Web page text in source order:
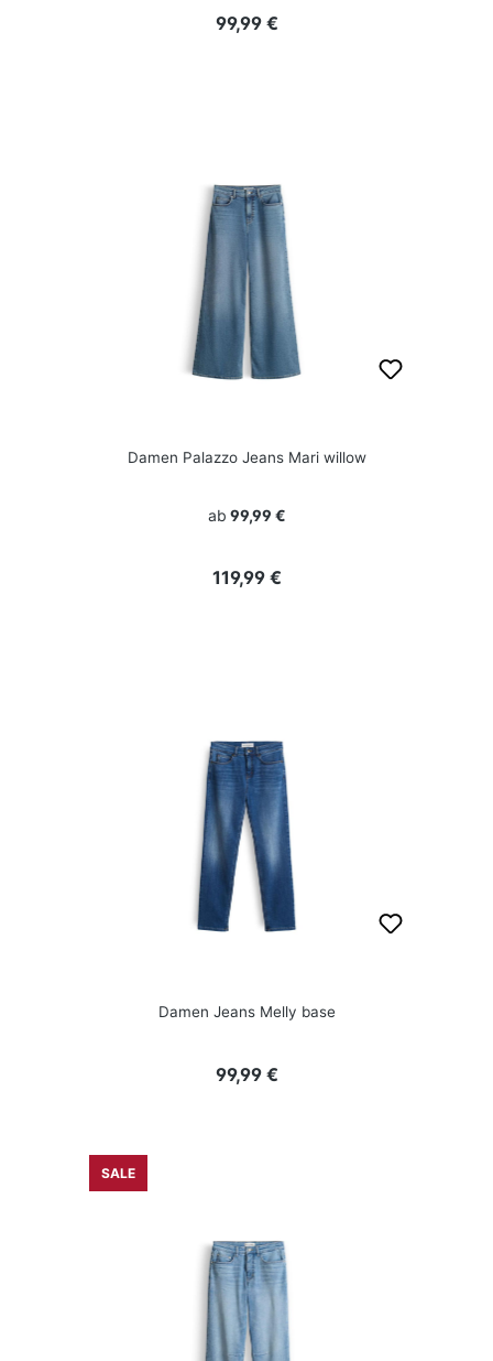
Regulärer Preis:
99,99 €
Damen Palazzo Jeans Mari willow
ab 99,99 €
Regulärer Preis:
119,99 €
Damen Jeans Melly base
Regulärer Preis:
99,99 €
SALE